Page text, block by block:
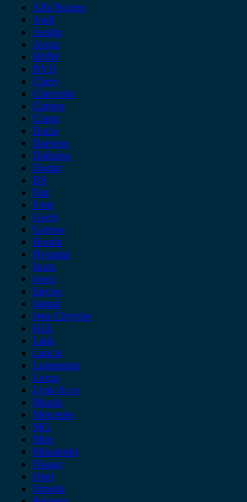
Alfa Romeo
Audi
Austin
Acura
BMW
BYD
Chery
Chevrolet
Citroen
Cupra
Dacia
Daewoo
Daihatsu
Dodge
DS
Fiat
Ford
Geely
Gonow
Honda
Hyundai
Isuzu
iveco
Jaecoo
Jaguar
Jeep Chrysler
KIA
Lada
Lancia
Leapmotor
Lexus
Lynk & co
Mazda
Mercedes
MG
Mini
Mitsubishi
Nissan
Opel
Omoda